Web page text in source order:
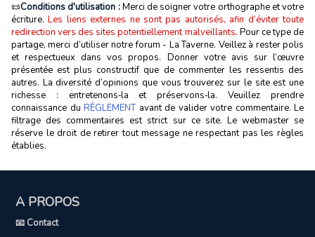
📜Conditions d'utilisation :Merci de soigner votre orthographe et votre
écriture.Les liens externes ne sont pas autorisés, afin d’éviter toute
redirection vers des sites potentiellement malveillants. Pour ce type de
partage, merci d’utiliser notre forum - La Taverne. Veillez à rester polis
et respectueux dans vos propos. Donner votre avis sur l’œuvre
présentée est plus constructif que de commenter les ressentis des
autres. La diversité d’opinions que vous trouverez sur le site est une
richesse : entretenons‑la et préservons‑la. Veuillez prendre
connaissance du RÈGLEMENTavant de valider votre commentaire. Le
filtrage des commentaires est strict sur ce site. Le webmaster se
réserve le droit de retirer tout message ne respectant pas les règles
établies.
A PROPOS
📧 Contact